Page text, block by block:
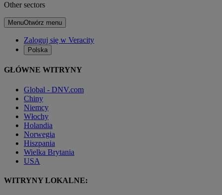
Other sectors
MenuOtwórz menu
Zaloguj się w Veracity
Polska
GŁÓWNE WITRYNY
Global - DNV.com
Chiny
Niemcy
Włochy
Holandia
Norwegia
Hiszpania
Wielka Brytania
USA
WITRYNY LOKALNE: